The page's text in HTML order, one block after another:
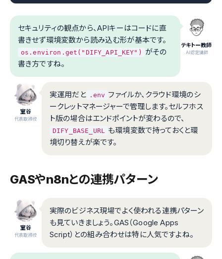
テキトー教師
.AI認定講師
セキュリティの観点から、APIキーはコードに直
書きせず環境変数から読み込む形が基本です。
os.environ.get("DIFY_API_KEY")
がその
書き方ですね。
室谷
代表取締役
実運用だと .env ファイルか、クラウド環境のシ
ークレットマネージャーで管理します。セルフホス
ト版の場合はエンドポイントが変わるので、
DIFY_BASE_URL
も環境変数で持っておくと環
境切り替えが楽です。
GASやn8nとの連携パターン
室谷
代表取締役
実際のビジネス現場でよく使われる連携パターン
も見ていきましょう。GAS（Google Apps
Script）との組み合わせは特に人気ですよね。